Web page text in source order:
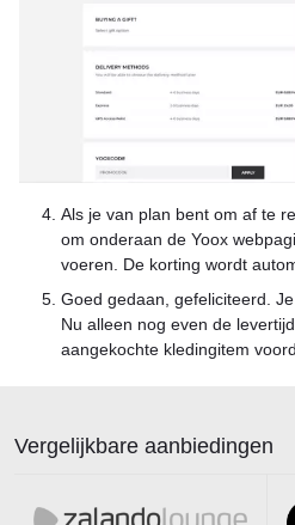
Als je van plan bent om af te
om onderaan de Yoox
voeren. De korting wordt
Goed gedaan, gefeliciteerd.
Nu alleen nog even de
aangekochte kledingitem
Vergelijkbare aanbiedingen